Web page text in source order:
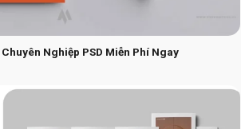
Nghiệp PSD Miễn Phí Ngay